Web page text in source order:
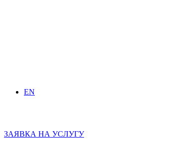
EN
ЗАЯВКА НА УСЛУГУ